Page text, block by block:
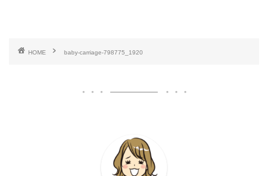
HOME baby-carriage-798775_1920